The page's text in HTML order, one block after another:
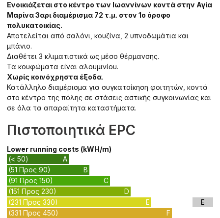
Ενοικιάζεται στο κέντρο των Ιωαννίνων κοντά στην Αγία
Μαρίνα 3αρι διαμέρισμα 72 τ.μ. στον 1ο όροφο
πολυκατοικίας.
Αποτελείται από σαλόνι, κουζίνα, 2 υπνοδωμάτια και
μπάνιο.
Διαθέτει 3 κλιματιστικά ως μέσο θέρμανσης.
Τα κουφώματα είναι αλουμινίου.
Χωρίς κοινόχρηστα έξοδα.
Κατάλληλο διαμέρισμα για συγκατοίκηση φοιτητών, κοντά
στο κέντρο της πόλης σε στάσεις αστικής συγκοινωνίας και
σε όλα τα απαραίτητα καταστήματα.
Πιστοποιητικά EPC
Lower running costs (kWH/m)
(< 50)
A
(51 Προς 90)
B
(91 Προς 150)
C
(151 Προς 230)
D
(231 Προς 330)
E
(331 Προς 450)
F
E